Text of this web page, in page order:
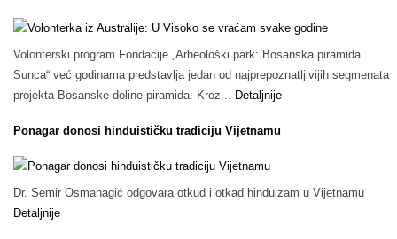
Volonterski program Fondacije „Arheološki park: Bosanska piramida
Sunca“ već godinama predstavlja jedan od najprepoznatljivijih segmenata
projekta Bosanske doline piramida. Kroz...
Detaljnije
Ponagar donosi hinduističku tradiciju Vijetnamu
Dr. Semir Osmanagić odgovara otkud i otkad hinduizam u Vijetnamu
Detaljnije